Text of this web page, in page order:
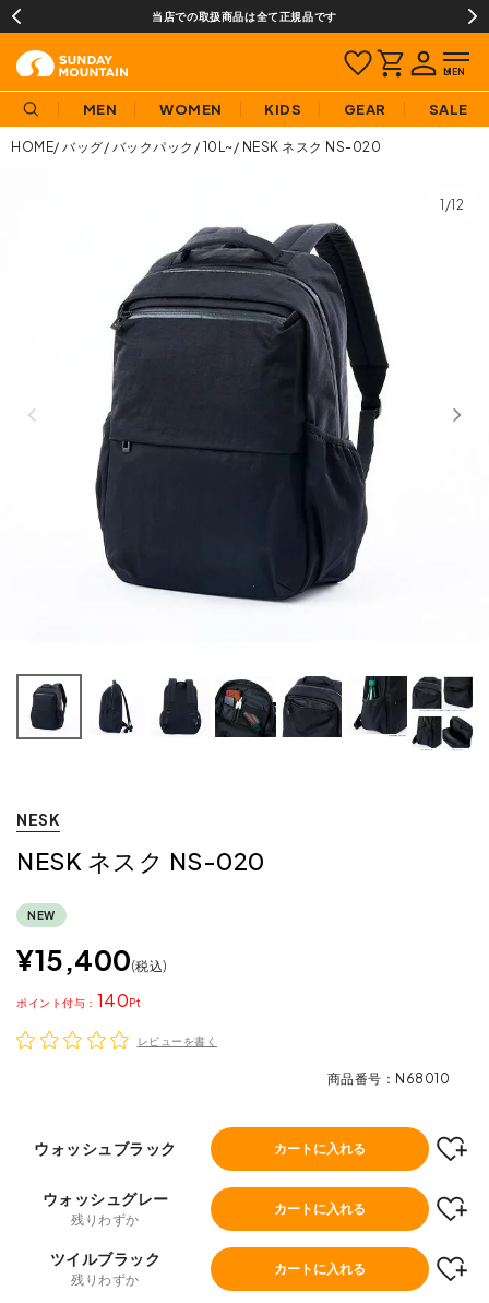
当店での取扱商品は全て正規品です
MEN WOMEN KIDS GEAR SALE
HOME バッグ バックパック 10L~ NESK ネスク NS-020
1/12
NESK
NESK ネスク NS-020
NEW
¥15,400 税込
140
ポイント
レビューを書く
商品番号 N68010
ウォッシュブラック カートに入れる
ウォッシュグレー
残りわずか
カートに入れる
ツイルブラック
残りわずか
カートに入れる